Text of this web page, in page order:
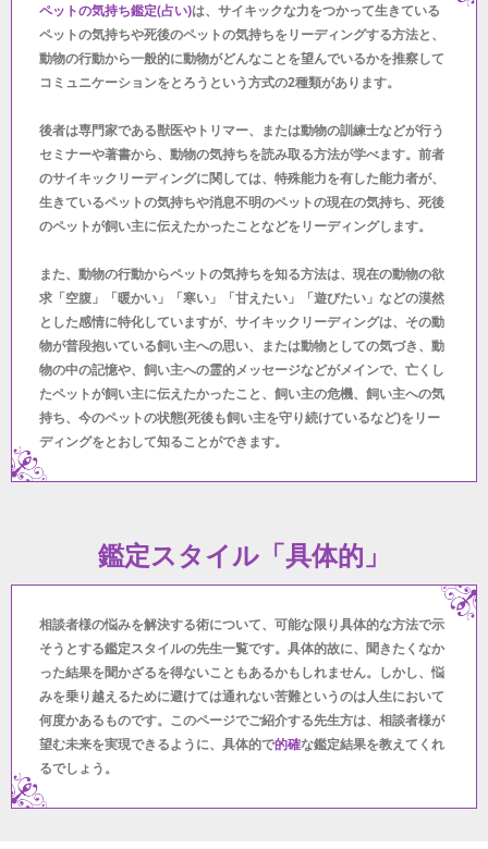
ペットの気持ち鑑定(占い)は、サイキックな力をつかって生きている
ペットの気持ちや死後のペットの気持ちをリーディングする方法と、
動物の行動から一般的に動物がどんなことを望んでいるかを推察して
コミュニケーションをとろうという方式の2種類があります。
後者は専門家である獣医やトリマー、または動物の訓練士などが行う
セミナーや著書から、動物の気持ちを読み取る方法が学べます。前者
のサイキックリーディングに関しては、特殊能力を有した能力者が、
生きているペットの気持ちや消息不明のペットの現在の気持ち、死後
のペットが飼い主に伝えたかったことなどをリーディングします。
また、動物の行動からペットの気持ちを知る方法は、現在の動物の欲
求「空腹」「暖かい」「寒い」「甘えたい」「遊びたい」などの漠然
とした感情に特化していますが、サイキックリーディングは、その動
物が普段抱いている飼い主への思い、または動物としての気づき、動
物の中の記憶や、飼い主への霊的メッセージなどがメインで、亡くし
たペットが飼い主に伝えたかったこと、飼い主の危機、飼い主への気
持ち、今のペットの状態(死後も飼い主を守り続けているなど)をリー
ディングをとおして知ることができます。
鑑定スタイル「具体的」
相談者様の悩みを解決する術について、可能な限り具体的な方法で示
そうとする鑑定スタイルの先生一覧です。具体的故に、聞きたくなか
った結果を聞かざるを得ないこともあるかもしれません。しかし、悩
みを乗り越えるために避けては通れない苦難というのは人生において
何度かあるものです。このページでご紹介する先生方は、相談者様が
望む未来を実現できるように、具体的で的確な鑑定結果を教えてくれ
るでしょう。